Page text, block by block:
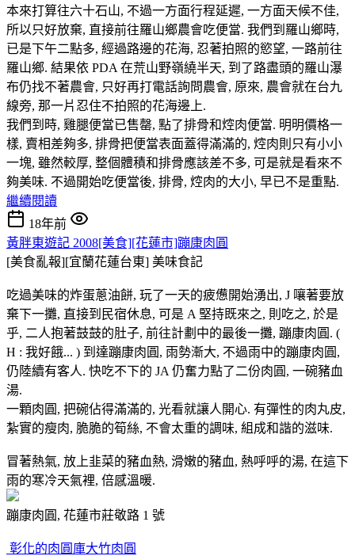
本來打算往六十石山, 不過一方面行程延遲, 一方面天候不佳,
所以只好放棄, 直接前往羅山鄉農會吃便當. 我們到羅山鄉時,
已是下午二點多, 經過路邊的花海, 忍著拍照的慾望, 一路前往
羅山鄉. 結果依 PDA 在荒山野嶺繞半天, 到了路盡頭的羅山瀑
布仍找不著農會, 只好再打電話詢問農會, 原來, 農會就在台九
線旁, 那一片忍住不拍照的花海邊上.
我們到時, 雞腿便當已售罄, 點了排骨和焢肉便當. 明明價格一
樣, 賣相差夠多, 排骨把便當表面蓋得滿滿的, 焢肉則只有小小
一塊, 雖然較厚, 整個體積和排骨應該差不多, 可是就是看來不
夠美味. 不過開始吃便當後, 排骨, 焢肉的大小, 早已不是重點.
繼續閱讀
18年前
黃胖東遊記 2008[美食][花蓮市]蹦康肉圓
[美食亂報][宜蘭花蓮台東] 美味食記
吃過美味的炸蛋蔥油餅, 玩了一天的疲憊開始湧出, J 嚷著要放
棄下一攤, 直接到民宿休息, 可是 A 堅持既來之, 則吃之, 於是
乎, 二人抱著鼓鼓的肚子, 前往計劃中的最後一攤, 蹦康肉圓. (
H : 我好餓... ) 到達蹦康肉圓, 雨勢漸大, 不過雨中的蹦康肉圓,
仍陸續有客人. 快吃不下的 JA 仍奮力點了二份肉圓, 一碗豬血
湯.
一顆肉圓, 把碗佔得滿滿的, 光看就讓人開心. 有彈性的肉丸皮,
紮實的瘦肉, 脆脆的筍絲, 不會太重的調味, 組成和諧的滋味.
冒著熱氣, 放上韭菜的豬血熱, 滑嫩的豬血, 熱呼呼的湯, 在這下
雨的寒冷天氣裡, 倍感溫暖.
蹦康肉圓, 花蓮市莊敬路 1 號
彰化的肉圓庫大竹肉圓